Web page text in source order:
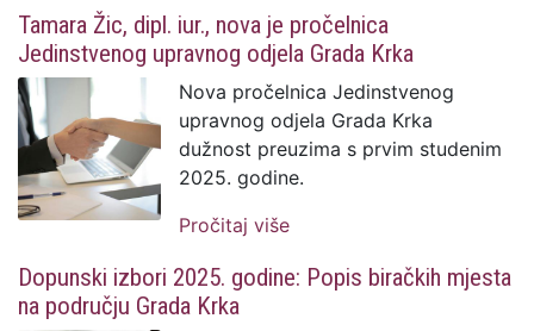
dozvola na pomorskom
dobru
Tamara Žic, dipl. iur., nova je pročelnica
Jedinstvenog upravnog odjela Grada Krka
Nova pročelnica Jedinstvenog
upravnog odjela Grada Krka
dužnost preuzima s prvim studenim
2025. godine.
Pročitaj više
Jedinstvenog upravnog
Dopunski izbori 2025. godine: Popis biračkih mjesta
na području Grada Krka